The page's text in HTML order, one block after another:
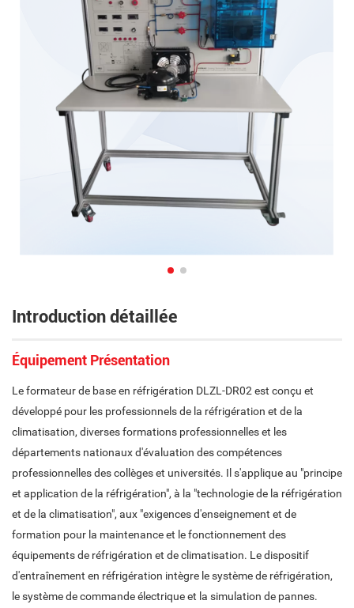
Introduction détaillée
Équipement Présentation
Le formateur de base en réfrigération DLZL-DR02 est conçu et
développé pour les professionnels de la réfrigération et de la
climatisation, diverses formations professionnelles et les
départements nationaux d'évaluation des compétences
professionnelles des collèges et universités. Il s'applique au "principe
et application de la réfrigération", à la "technologie de la réfrigération
et de la climatisation", aux "exigences d'enseignement et de
formation pour la maintenance et le fonctionnement des
équipements de réfrigération et de climatisation. Le dispositif
d'entraînement en réfrigération intègre le système de réfrigération,
le système de commande électrique et la simulation de pannes.